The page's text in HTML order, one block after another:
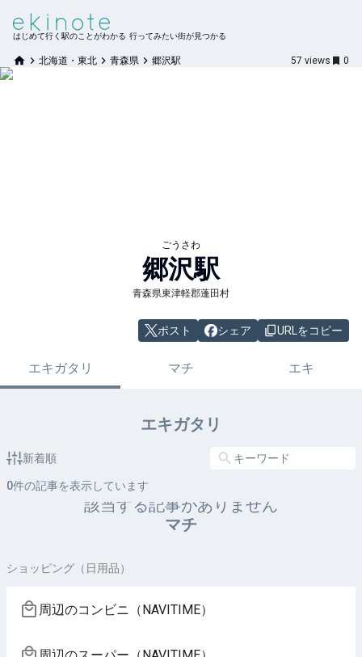
はじめて行く駅のことがわかる 行ってみたい街が見つかる
北海道・東北 青森県 郷沢駅 57 views 0
ごうさわ
郷沢駅
青森県東津軽郡蓬田村
ポスト シェア URLをコピー
エキガタリ マチ エキ
エキガタリ
新着順
0件の記事を表示しています
該当する記事がありません
マチ
ショッピング（日用品）
周辺のコンビニ（NAVITIME）